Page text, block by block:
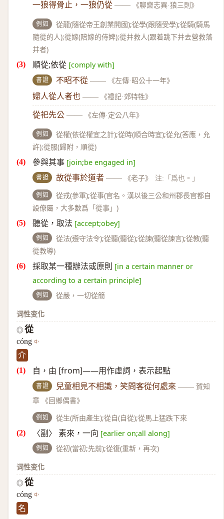
一狼得骨止，一狼仍從 —— 《聊齋志異·狼三則》
例如
從龍(隨從帝王創業開國);從學(跟隨受學);從騎(騎馬
隨從的人);從嫁(陪嫁的侍婢);從井救人(跟着跳下井去營救落
井者)
順從;依從 [comply with]
書證 不昭不從 —— 《左傳·昭公十一年》
婦人從人者也 —— 《禮記·郊特牲》
從祀先公 —— 《左傳·定公八年》
例如
從權(依從權宜之計);從時(順合時宜);從允(答應，允
許);從服(歸附，順從)
參與其事 [join;be engaged in]
書證 故從事於道者 —— 《老子》 注:「爲也。」
例如
從戎(參軍);從事(官名。漢以後三公和州郡長官都自
設僚屬，大多數爲「從事」)
聽從，取法 [accept;obey]
例如
從法(遵守法令);從聽(聽從);從諫(聽從諫言);從教(聽
從教導)
採取某一種辦法或原則 [in a certain manner or
according to a certain principle]
例如
從嚴，一切從簡
词性变化
◎ 從
cóng
介
自，由 [from]——用作虛詞，表示起點
書證 兒童相見不相識，笑問客從何處來 —— 賀知
章 《回鄉偶書》
例如 從生(所由產生);從自(自從);從馬上猛跌下來
〈副〉 素來，一向 [earlier on;all along]
例如
從初(當初;先前);從復(重新，再次)
词性变化
◎ 從
cóng
名